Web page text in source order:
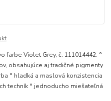
farbe Violet Grey, č. 111014442: °
obsahujúce aj tradičné pigmenty
° hladká a maslová konzistencia
techník ° jednoducho miešateľná